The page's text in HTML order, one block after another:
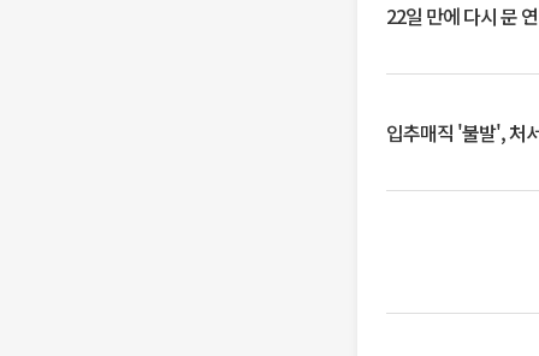
22일 만에 다시 문
입추매직 '불발', 처